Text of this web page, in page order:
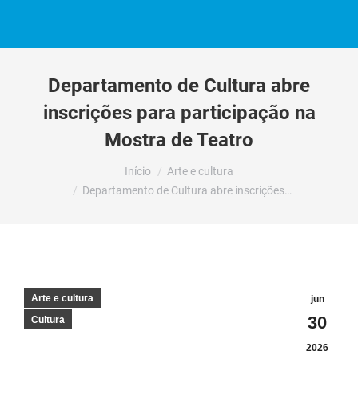
Departamento de Cultura abre
inscrições para participação na
Mostra de Teatro
Início
Arte e cultura
Departamento de Cultura abre inscrições…
jun
30
2026
Arte e cultura
Cultura